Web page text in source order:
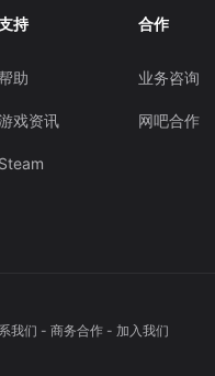
持
助
戏资讯
Steam
合作
业务咨询
网吧合作
我们 - 商务合作- 加入我们